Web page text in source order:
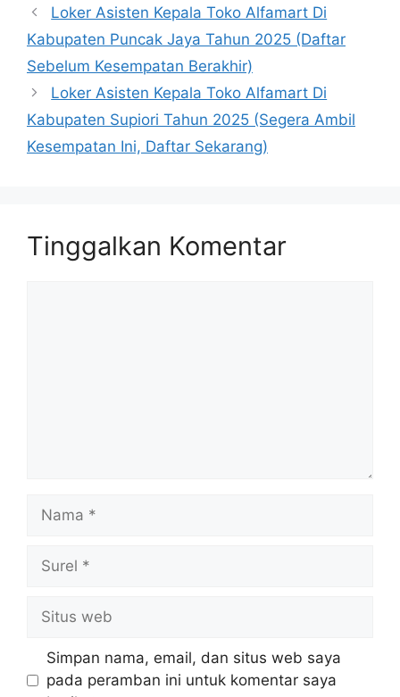
Loker Asisten Kepala Toko Alfamart Di
Kabupaten Puncak Jaya Tahun 2025 (Daftar
Sebelum Kesempatan Berakhir)
Loker Asisten Kepala Toko Alfamart Di
Kabupaten Supiori Tahun 2025 (Segera Ambil
Kesempatan Ini, Daftar Sekarang)
Tinggalkan Komentar
web
Simpan nama, email, dan situs web saya
pada peramban ini untuk komentar saya